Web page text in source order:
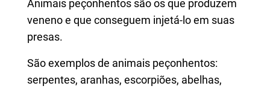
Animais peçonhentos são os que produzem
veneno e que conseguem injetá-lo em suas
presas.
São exemplos de animais peçonhentos:
serpentes, aranhas, escorpiões, abelhas,